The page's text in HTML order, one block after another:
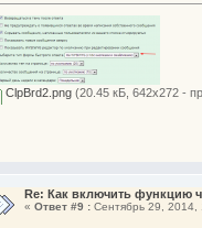
ClpBrd2.png(20.45 кБ, 642x272 -
Re: Как включить функцию
« Ответ #9 :Сентябрь 29, 2014,